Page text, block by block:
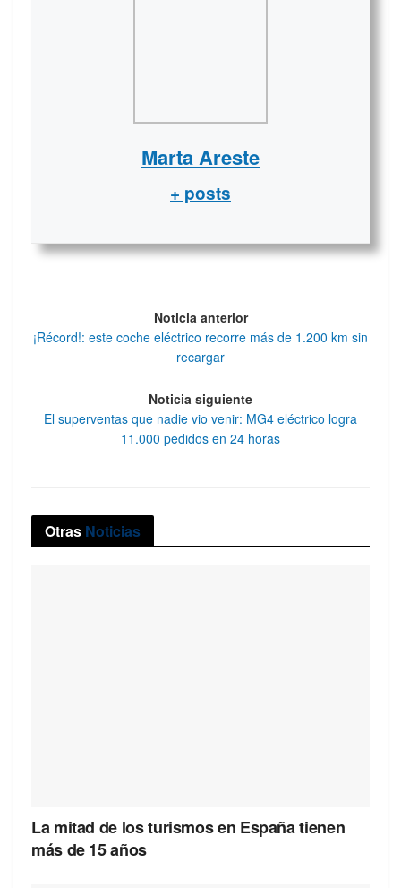
Marta Areste
+ posts
Noticia anterior
¡Récord!: este coche eléctrico recorre más de 1.200 km sin
recargar
Noticia siguiente
El superventas que nadie vio venir: MG4 eléctrico logra
11.000 pedidos en 24 horas
Otras Noticias
La mitad de los turismos en España tienen
más de 15 años